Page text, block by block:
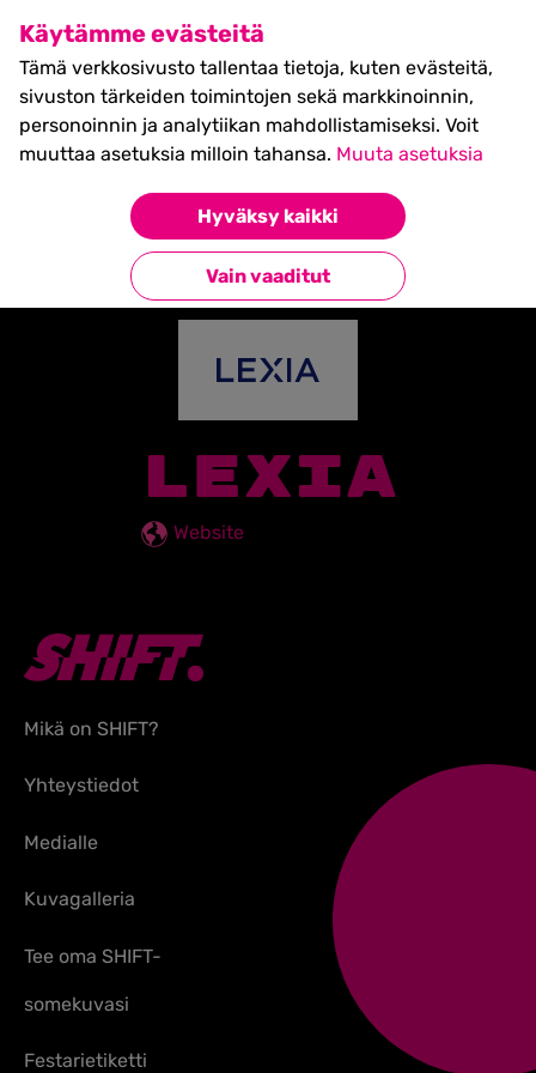
Käytämme evästeitä
Tämä verkkosivusto tallentaa tietoja, kuten evästeitä,
sivuston tärkeiden toimintojen sekä markkinoinnin,
personoinnin ja analytiikan mahdollistamiseksi. Voit
muuttaa asetuksia milloin tahansa. Muuta asetuksia
Hyväksy kaikki
Vain vaaditut
SHIFT Business Festival
27.5.2027, Turku - liput
myynnissä nyt! >>
Partners»Lexia
Takaisin kumppaneihin
LEXIA
Website
Mikä on SHIFT?
Yhteystiedot
Medialle
Kuvagalleria
Tee oma SHIFT-
somekuvasi
Festarietiketti